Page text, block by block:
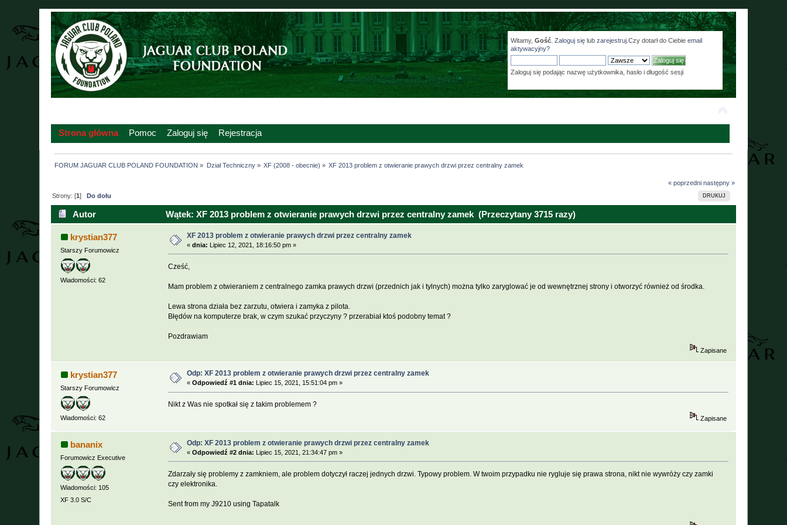
Witamy, Gość. Zaloguj sięlub zarejestruj.Czy dotarł do Ciebie email
aktywacyjny?
Zaloguj się podając nazwę użytkownika, hasło i długość sesji
Strona główna Pomoc Zaloguj się Rejestracja
FORUM JAGUAR CLUB POLAND FOUNDATION » Dział Techniczny» XF (2008 - obecnie) » XF 2013 problem z otwieranie prawych drzwi przez centralny zamek
« poprzedni następny »
DRUKUJ
Strony: [1] Do dołu
Autor Wątek: XF 2013 problem z otwieranie prawych drzwi przez centralny zamek (Przeczytany 3715 razy)
krystian377
Starszy Forumowicz
Wiadomości: 62
XF 2013 problem z otwieranie prawych drzwi przez centralny zamek
«dnia: Lipiec 12, 2021, 18:16:50 pm »
Cześć,
Mam problem z otwieraniem z centralnego zamka prawych drzwi (przednich jak i tylnych) można tylko zaryglować je od wewnętrznej strony i otworzyć również od środka.
Lewa strona działa bez zarzutu, otwiera i zamyka z pilota.
Błędów na komputerze brak, w czym szukać przyczyny ? przerabiał ktoś podobny temat ?
Pozdrawiam
Zapisane
krystian377
Starszy Forumowicz
Wiadomości: 62
Odp: XF 2013 problem z otwieranie prawych drzwi przez centralny zamek
«Odpowiedź #1 dnia: Lipiec 15, 2021, 15:51:04 pm »
Nikt z Was nie spotkał się z takim problemem ?
Zapisane
bananix
Forumowicz Executive
Wiadomości: 105
XF 3.0 S/C
Odp: XF 2013 problem z otwieranie prawych drzwi przez centralny zamek
«Odpowiedź #2 dnia: Lipiec 15, 2021, 21:34:47 pm »
Zdarzały się problemy z zamkniem, ale problem dotyczył raczej jednych drzwi. Typowy problem. W twoim przypadku nie rygluje się prawa strona, nikt nie wywróży czy zamki
czy elektronika.
Sent from my J9210 using Tapatalk